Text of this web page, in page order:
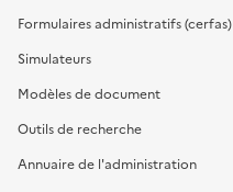
Formulaires administratifs (cerfas)
Simulateurs
Modèles de document
Outils de recherche
Annuaire de l'administration